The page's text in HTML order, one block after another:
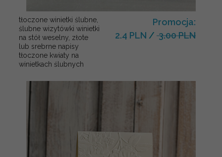
tłoczone winietki ślubne,
ślubne wizytówki winietki
na stół weselny, złote
lub srebrne napisy
tłoczone kwiaty na
winietkach ślubnych
Promocja:
2.4 PLN / 3.00 PLN